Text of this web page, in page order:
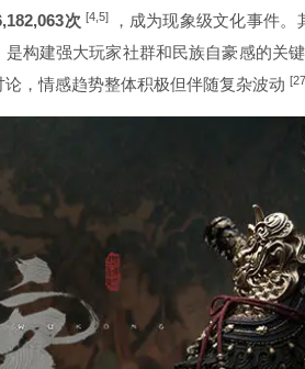
次[4,5] ，成为现象级文化事件。
是构建强大玩家社群和民族自豪感的关
，情感趋势整体积极但伴随复杂波动